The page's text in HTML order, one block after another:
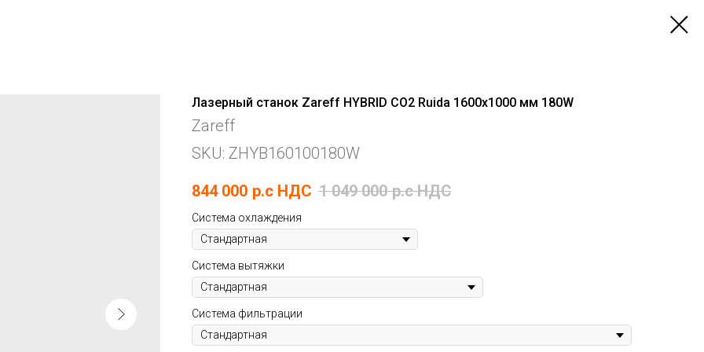
Лазерный станок Zareff HYBRID CO2 Ruida 1600х1000 мм 180W
Zareff
SKU: ZHYB160100180W
844 000 р.c НДС 1 049 000 р.c НДС
Система охлаждения
Система вытяжки
Система фильтрации